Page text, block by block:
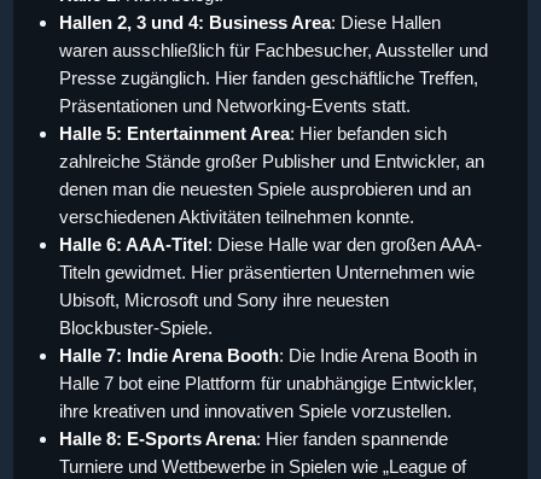
Hallen 2, 3 und 4: Business Area: Diese Hallen
waren ausschließlich für Fachbesucher, Aussteller und
Presse zugänglich. Hier fanden geschäftliche Treffen,
Präsentationen und Networking-Events statt.
Halle 5: Entertainment Area: Hier befanden sich
zahlreiche Stände großer Publisher und Entwickler, an
denen man die neuesten Spiele ausprobieren und an
verschiedenen Aktivitäten teilnehmen konnte.
Halle 6: AAA-Titel : Diese Halle war den großen AAA-
Titeln gewidmet. Hier präsentierten Unternehmen wie
Ubisoft, Microsoft und Sony ihre neuesten
Blockbuster-Spiele.
Halle 7: Indie Arena Booth: Die Indie Arena Booth in
Halle 7 bot eine Plattform für unabhängige Entwickler,
ihre kreativen und innovativen Spiele vorzustellen.
Halle 8: E-Sports Arena: Hier fanden spannende
Turniere und Wettbewerbe in Spielen wie „League of